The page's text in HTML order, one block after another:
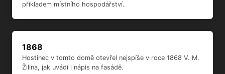
příkladem místního hospodářství.
1868
Hostinec v tomto domě otevřel nejspíše v roce 1868 V. M.
Žilina, jak uvádí i nápis na fasádě.